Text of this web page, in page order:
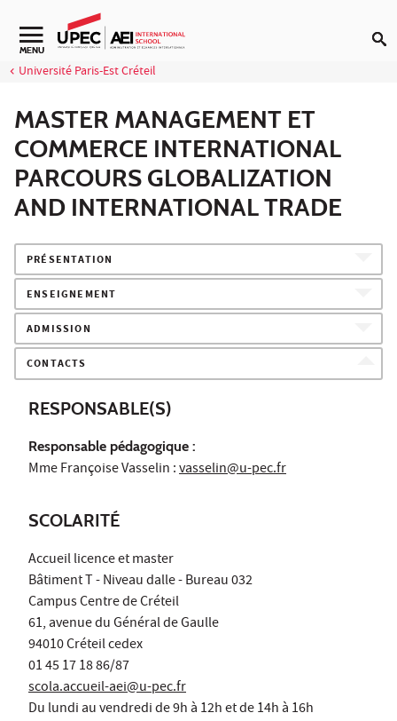
Aller au contenu
Navigation secondaire
MENU
Université Paris-Est Créteil
MASTER MANAGEMENT ET
COMMERCE INTERNATIONAL
PARCOURS GLOBALIZATION
AND INTERNATIONAL TRADE
PRÉSENTATION
ENSEIGNEMENT
ADMISSION
CONTACTS
RESPONSABLE(S)
Responsable pédagogique :
Mme Françoise Vasselin :vasselin@u-pec.fr
SCOLARITÉ
Accueil licence et master
Bâtiment T - Niveau dalle - Bureau 032
Campus Centre de Créteil
61, avenue du Général de Gaulle
94010 Créteil cedex
01 45 17 18 86/87
scola.accueil-aei@u-pec.fr
Du lundi au vendredi de 9h à 12h et de 14h à 16h